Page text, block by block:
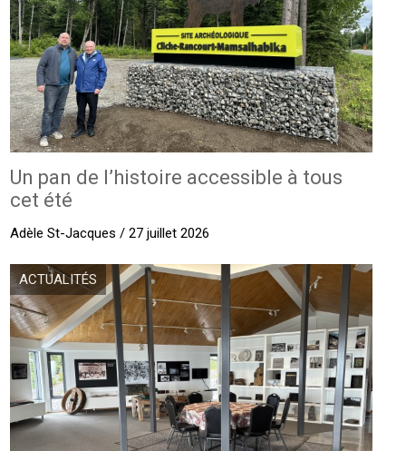
Un pan de l’histoire accessible à tous
cet été
Adèle St-Jacques / 27 juillet 2026
ACTUALITÉS